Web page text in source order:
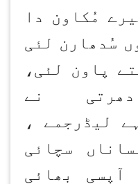
مُکاون دا
سُدھارن لئی
پاون لئی،
نے
لیڈرجمے ،
سچائی
آپسی بھائی